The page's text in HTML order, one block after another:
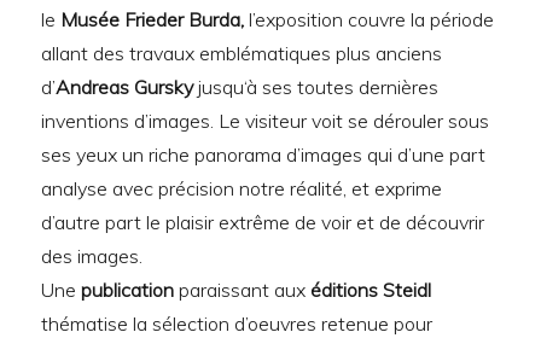
le Musée Frieder Burda, l’exposition couvre la période
allant des travaux emblématiques plus anciens
d’Andreas Gurskyjusqu‘à ses toutes dernières
inventions d’images. Le visiteur voit se dérouler sous
ses yeux un riche panorama d’images qui d’une part
analyse avec précision notre réalité, et exprime
d’autre part le plaisir extrême de voir et de découvrir
des images.
Une publication paraissant aux éditions Steidl
thématise la sélection d’oeuvres retenue pour